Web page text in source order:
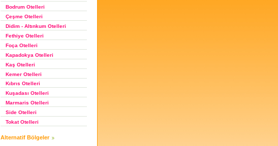
Bodrum Otelleri
Çeşme Otelleri
Didim - Altınkum Otelleri
Fethiye Otelleri
Foça Otelleri
Kapadokya Otelleri
Kaş Otelleri
Kemer Otelleri
Kıbrıs Otelleri
Kuşadası Otelleri
Marmaris Otelleri
Side Otelleri
Tokat Otelleri
Alternatif Bölgeler